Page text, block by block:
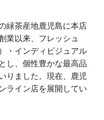
緑茶産地鹿児島に本店
業以来、フレッシュ
・インディビジュアル
し、個性豊かな最高品
りました。現在、鹿児
ライン店を展開してい